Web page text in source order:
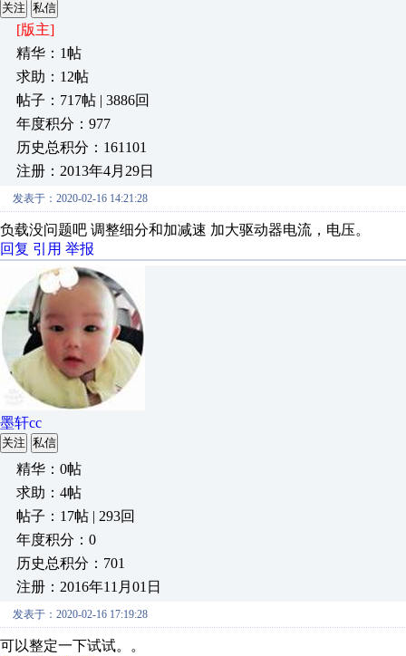
关注 私信
[版主]
精华：1帖
求助：12帖
帖子：717帖 | 3886回
年度积分：977
历史总积分：161101
注册：2013年4月29日
发表于：2020-02-16 14:21:28
负载没问题吧 调整细分和加减速 加大驱动器电流，电压。
回复 引用 举报
墨轩cc
关注 私信
精华：0帖
求助：4帖
帖子：17帖 | 293回
年度积分：0
历史总积分：701
注册：2016年11月01日
发表于：2020-02-16 17:19:28
可以整定一下试试。。